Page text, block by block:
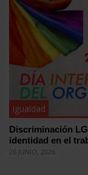
Igualdad
Discriminación
identidad en el
26 JUNIO, 2026